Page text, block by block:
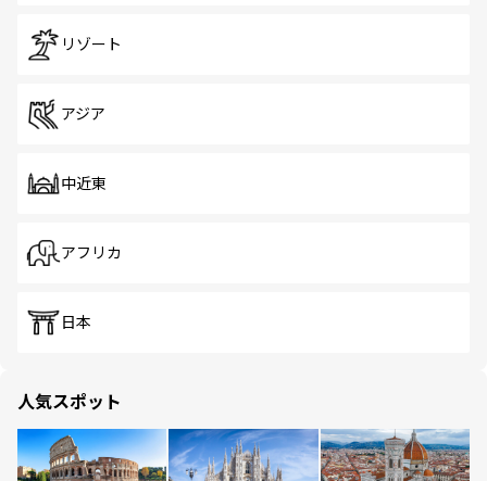
リゾート
アジア
中近東
アフリカ
日本
人気スポット